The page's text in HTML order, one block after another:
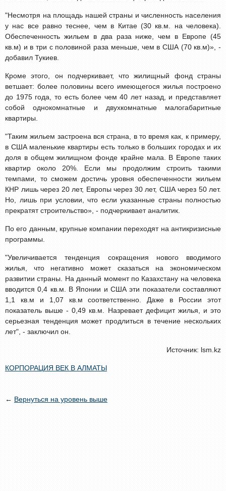
"Несмотря на площадь нашей страны и численность населения
у нас все равно теснее, чем в Китае (30 кв.м. на человека).
Обеспеченность жильем в два раза ниже, чем в Европе (45
кв.м) и в три с половиной раза меньше, чем в США (70 кв.м)», -
добавил Тукиев.
Кроме этого, он подчеркивает, что жилищный фонд страны
ветшает: более половины всего имеющегося жилья построено
до 1975 года, то есть более чем 40 лет назад, и представляет
собой однокомнатные и двухкомнатные малогабаритные
квартиры.
"Таким жильем застроена вся страна, в то время как, к примеру,
в США маленькие квартиры есть только в больших городах и их
доля в общем жилищном фонде крайне мала. В Европе таких
квартир около 20%. Если мы продолжим строить такими
темпами, то сможем достичь уровня обеспеченности жильем
КНР лишь через 20 лет, Европы через 30 лет, США через 50 лет.
Но, лишь при условии, что если указанные страны полностью
прекратят строительство», - подчеркивает аналитик.
По его данным, крупные компании переходят на антикризисные
программы.
"Увеличивается тенденция сокращения нового вводимого
жилья, что негативно может сказаться на экономическом
развитии страны. На данный момент по Казахстану на человека
вводится 0,4 кв.м. В Японии и США эти показатели составляют
1,1 кв.м и 1,07 кв.м соответственно. Даже в России этот
показатель выше - 0,49 кв.м. Назревает дефицит жилья, и это
серьезная тенденция может продлиться в течение нескольких
лет", - заключил он.
Источник: lsm.kz
КОРПОРАЦИЯ ВЕК В АЛМАТЫ
← Вернуться на уровень выше